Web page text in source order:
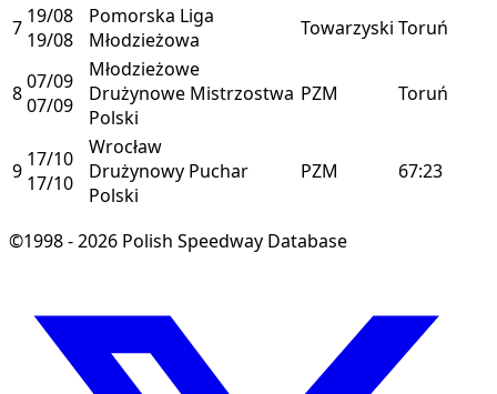
7 19/08
19/08
Pomorska Liga
Młodzieżowa
Towarzyski Toruń
807/09
07/09
Młodzieżowe
Drużynowe Mistrzostwa
Polski
PZM Toruń
9 17/10
17/10
Wrocław
Drużynowy Puchar
Polski
PZM 67:23
©1998 - 2026 Polish Speedway Database